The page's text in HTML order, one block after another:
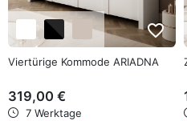
favorite_border
Viertürige Kommode ARIADNA
319,00 €
7 Werktage